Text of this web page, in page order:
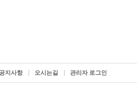
공지사항 오시는길 관리자 로그인